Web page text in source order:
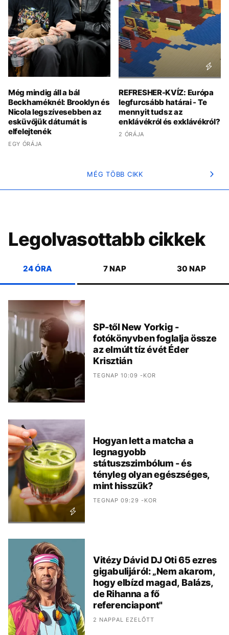
Még mindig áll a bál
Beckhaméknél: Brooklyn és
Nicola legszívesebben az
esküvőjük dátumát is
elfelejtenék
EGY ÓRÁJA
REFRESHER-KVÍZ: Európa
legfurcsább határai - Te
mennyit tudsz az
enklávékról és exklávékról?
2 ÓRÁJA
MÉG TÖBB CIKK
Legolvasottabb cikkek
24 ÓRA 7 NAP 30 NAP
SP-től New Yorkig -
fotókönyvben foglalja össze
az elmúlt tíz évét Éder
Krisztián
TEGNAP 10:09 -KOR
Hogyan lett a matcha a
legnagyobb
státuszszimbólum - és
tényleg olyan egészséges,
mint hisszük?
TEGNAP 09:29 -KOR
Vitézy Dávid DJ Oti 65 ezres
gigabulijáról: „Nem akarom,
hogy elbízd magad, Balázs,
de Rihanna a fő
referenciapont"
2 NAPPAL EZELŐTT